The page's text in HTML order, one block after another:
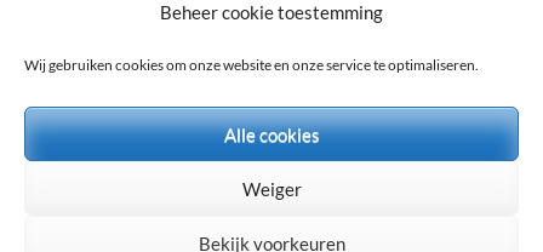
Beheer cookie toestemming
Wij gebruiken cookies om onze website en onze service te optimaliseren.
Alle cookies
Weiger
Bekijk voorkeuren
© 2026BEAUTYCENTER BLOOM. Alle rechten
WordPress Privacy policy